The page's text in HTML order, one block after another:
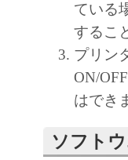
(1) キヤ
のため
通じ接続
と言い
契約書
の記憶
ターにお
ている
するこ
プリン
ON/
はでき
ソフト